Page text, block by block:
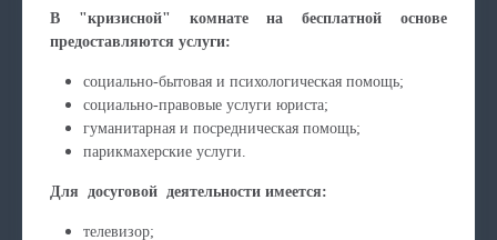
В "кризисной" комнате на бесплатной основе
предоставляются услуги:
социально-бытовая и психологическая помощь;
социально-правовые услуги юриста;
гуманитарная и посредническая помощь;
парикмахерские услуги.
Для досуговой деятельности имеется:
телевизор;